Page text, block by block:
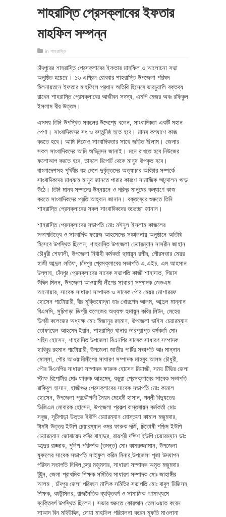
শাহরাস্তি প্রেসক্লাবের ইফতার
মাহফিল সম্পন্ন
in শাহরাস্তি
চাঁদপুরের শাহরাস্তি প্রেসক্লাবের ইফতার মাহফিল ও আলোচনা সভা
অনুষ্ঠিত হয়েছে। ১৬ এপ্রিল রোববার শাহরাস্তি উপজেলা পরিষদ
মিলনায়তনে ইফতার মাহফিলে প্রধান অতিথি হিসেবে ভারচুয়ালি বক্তব্য
রাখেন শাহরাস্তি প্রেসক্লাবের আজীবন সদস্য, এমপি মেজর অবঃ রফিকুল
ইসলাম বীর উত্তম।
এসময় তিনি উপস্থিত সকলের উদ্দেশ্যে বলেন, সাংবাদিকতা একটি মহান
পেশা। সাংবাদিকদের সৎ ও বস্তুনিষ্ঠ হতে হবে। মানব কল্যাণে কাজ
করতে হবে। আমি নিজেও সাংবাদিকতার সাথে জড়িত ছিলাম। জেলার
সকল সাংবাদিকদের আমি অভিনন্দন জানাই। মনে রাখতে হবে নিউজের
ফলোআপ করতে হবে, তাহলে রিপোর্ট থেকে মানুষ উপকৃত হবে।
বাংলাদেশসহ পৃথিবীর বহু দেশে দুর্বৃত্তদের অত্যাচার অবিচার সম্পর্কে
সাংবাদিকদের মাধ্যমে মানুষ জানতে পারার কারণে সামাজিক আন্দোলন গড়ে
উঠে। তিনি মানব সম্পদের উন্নয়নে ও দরিদ্র মানুষের কল্যাণে কাজ
করতে সাংবাদিকদের প্রতি আহ্বান জানান। বক্তব্যের শুরুতে তিনি
শাহরাস্তি প্রেসক্লাবের সকল সাংবাদিকদের শুভেচ্ছা জানান।
শাহরাস্তি প্রেসক্লাবের সভাপতি মোঃ মঈনুল ইসলাম কাজলের
সভাপতিত্বে ও সাংবাদিক ফয়েজ আহমেদের সঞ্চালনায় অনুষ্ঠানে অতিথি
হিসেবে উপস্থিত ছিলেন, শাহরাস্তি উপজেলা চেয়ারম্যান নাসরীন জাহান
চৌধুরী শেফালী, উপজেলা নির্বাহী কর্মকর্তা হুমায়ুন রশীদ, পৌরসভার মেয়র
হাজী আব্দুল লতিফ, চাঁদপুর প্রেসক্লাবের সভাপতি এ.এইচ. এম আহসান
উল্লাহ, চাঁদপুর প্রেসক্লাবের সাবেক সভাপতি কাজী শাহাদাত, গিয়াস
উদ্দিন মিলন, উপজেলা আওয়ামী লীগের সাধারণ সম্পাদক জেডএম
আনোয়ার, সাবেক সাধারণ সম্পাদক ও সাবেক পৌর মেয়র মোশাররফ
হোসেন পাটোয়ারী, বীর মুক্তিযোদ্ধা ডাঃ খোরশেদ আলম, আব্দুল মান্নান
বিএসসি, সুচিপাড়া ডিগ্রী কলেজের অধ্যক্ষ হুমায়ূন কবির লিটন, মেহের
ডিগ্রী কলেজের অধ্যক্ষ মোঃ মিজানুর রহমান, উপজেলা ভাইস চেয়ারম্যান
তোফায়েল আহমেদ ইরান, শাহরাস্তি থানার ভারপ্রাপ্ত কর্মকর্তা মোঃ
শহিদ হোসেন, শাহরাস্তি উপজেলা বিএনপির সাবেক সাধারণ সম্পাদক
হাবিবুর রহমান পাটোয়ারী, উপজেলা জাতীয় পার্টির সভাপতি আঃ মান্নান
মোল্লা, পৌর আওয়ামীলীগের সাধারণ সম্পাদক মাহবুব আলম চৌধুরী,
পৌর বিএনপির সাধারণ সম্পাদক ফারুক হোসেন মিয়াজী, সময় টিভির জেলা
স্টাফ রিপোর্টার মোঃ ফারুক আহমেদ, কঢুয়া প্রেসক্লাবের সাবেক সভাপতি
রাকিবুল হাসান, হাজীগঞ্জ প্রেসক্লাবের সাবেক সভাপতি মোঃ কামাল
হোসেন, উপজেলা প্রকৌশলী সৈয়দ মেহেদী হাসান, পল্লী বিদ্যুতের
ডিজিএম মোবারক হোসেন, উপজেলা প্রকল্প বাস্তবায়ন কর্মকর্তা মোঃ
সবুজ, সূচীপাড়া উত্তর ইউপি চেয়ারম্যান মোস্তফা কামাল মজুমদার,
টামটা উত্তর ইউপি চেয়ারম্যান ওমর ফারুক দর্জি, চিতোষী পশ্চিম ইউপি
চেয়ারম্যান জোবায়েদ কবির বাহাদুর, রায়শ্রী দক্ষিণ ইউপি চেয়ারম্যান ডাঃ
আব্দুর রাজ্জাক, পুলিশ পরিদর্শক (তদন্ত) মোঃ কামরুজ্জামান, উপজেলা
যুবদলের সাবেক সভাপতি সাইফুল করিম মিনার,উপজেলা পূজা উদযাপন
পরিষদ সভাপতি নিখিল চন্দ্র মজুমদার, সাধারণ সম্পাদক অমৃত মজুমদার
টুটুন, জেলা প্রাথমিক শিক্ষক সমিতির সাধারণ সম্পাদক মোঃ জাহাঙ্গীর
আলম , চাঁদপুর জেলা পরিবহন মালিক সমিতির সভাপতি মোঃ বাবুল মিজিসহ
শিক্ষক, কাউন্সিলর, রাজনৈতিক ব্যক্তিবর্গ ও সামাজিক গণমাধ্যমে
ব্যক্তিবর্গ উপস্থিত ছিলেন। সভার শুরুতে কোরআন তেলাওয়াত করেন
সাআদ বিন মহিউদ্দিন, দোয়া মাহফিল পরিচালনা করেন মুফতি মাওলানা